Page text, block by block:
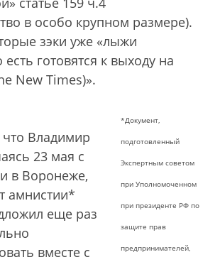
в особо крупном размере).
зэки уже «лыжи
есть готовятся к выходу на
New Times)».
*Документ,
подготовленный
Экспертным советом
при Уполномоченном
при президенте РФ по
защите прав
предпринимателей,
что Владимир
23 мая с
в Воронеже,
амнистии*
еще раз
вместе с